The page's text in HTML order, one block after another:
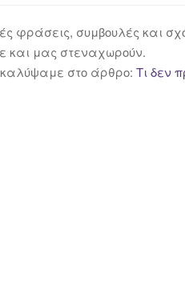
φράσεις, συμβουλές και
και μας στεναχωρούν.
καλύψαμε στο άρθρο: Τι δεν